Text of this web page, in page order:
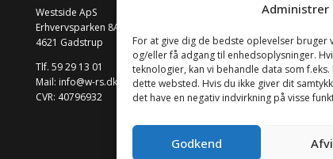
Administrer
For at give dig de bedste oplevelser
og/eller få adgang til enhedsoplysninger.
teknologier, kan vi behandle data som
dette websted. Hvis du ikke giver dit
det have en negativ indvirkning på visse
Godkend
Westside ApS
Erhvervsparken 8A
4621 Gadstrup
Tlf. 59 29 13 01
Mail: info@w-rs.dk
CVR: 40796932